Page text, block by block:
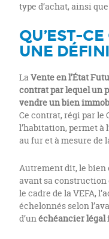
type d’achat, ainsi
QU’EST-
UNE
LaVente en l’État
contrat par lequel un
vendre un bien
Ce contrat, régi par le
l’habitation, permet à
au fur et à mesure de
Autrement dit, le bien
avant sa construction
le cadre de la VEFA,
échelonnés selon
d’unéchéancier légal